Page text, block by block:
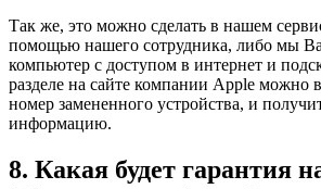
Так же, это можно сделать в нашем
помощью нашего сотрудника, либо мы
компьютер с доступом в интернет и
разделе на сайте компании Apple можно
номер замененного устройства, и
информацию.
8. Какая будет гарантия